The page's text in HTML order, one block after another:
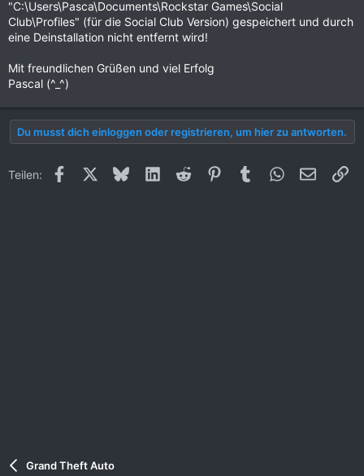
"C:\Users\Pasca\Documents\Rockstar Games\Social
Club\Profiles" (für die Social Club Version) gespeichert und durch
eine Deinstallation nicht entfernt wird!
Mit freundlichen Grüßen und viel Erfolg
Pascal (^_^)
Du musst dich einloggen oder registrieren, um hier zu antworten.
Teilen: FacebookX (Twitter)
BlueskyLinkedInReddit PinterestTumblrWhatsApp
E-Mail
Grand Theft Auto